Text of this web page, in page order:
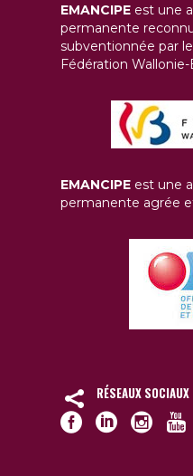
EMANCIPE est une
permanente
subventionnée par
Fédération Wallonie-
EMANCIPE est une
permanente agrée
RÉSEAUX SOCIAUX